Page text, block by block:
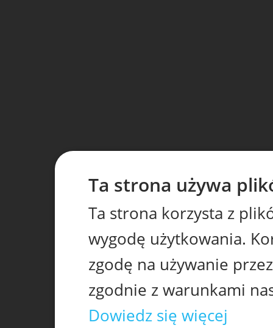
Ta strona używa
Ta strona korzysta z
wygodę użytkowania.
zgodę na używanie
zgodnie z warunkami
Dowiedz się więcej